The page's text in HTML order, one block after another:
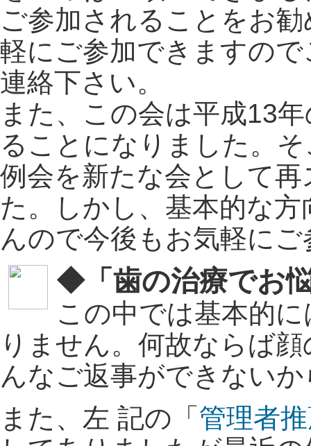
ご参加されることをお
軽にご参加できますの
連絡下さい。
また、この会は平成13
ることになりました。
例会を新たな会として
た。しかし、基本的な
んので今後もお気軽に
◆「歯の治療でお
この中では基本的
りません。何故ならば
んなご返事ができない
また、左 記の「 管理者